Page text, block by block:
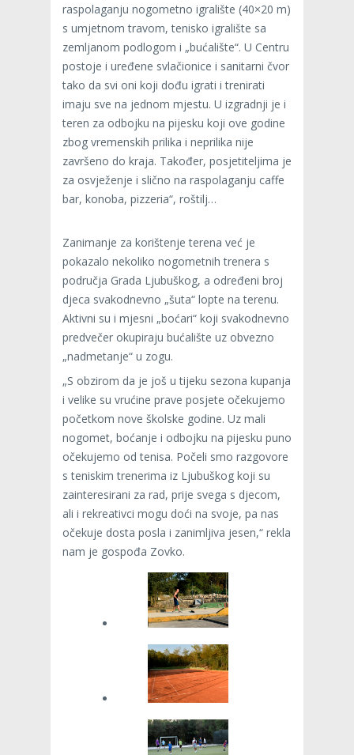
raspolaganju nogometno igralište (40×20 m)
s umjetnom travom, tenisko igralište sa
zemljanom podlogom i „bućalište“. U Centru
postoje i uređene svlačionice i sanitarni čvor
tako da svi oni koji dođu igrati i trenirati
imaju sve na jednom mjestu. U izgradnji je i
teren za odbojku na pijesku koji ove godine
zbog vremenskih prilika i neprilika nije
završeno do kraja. Također, posjetiteljima je
za osvježenje i slično na raspolaganju caffe
bar, konoba, pizzeria“, roštilj…
Zanimanje za korištenje terena već je
pokazalo nekoliko nogometnih trenera s
područja Grada Ljubuškog, a određeni broj
djeca svakodnevno „šuta“ lopte na terenu.
Aktivni su i mjesni „boćari“ koji svakodnevno
predvečer okupiraju bućalište uz obvezno
„nadmetanje“ u zogu.
„S obzirom da je još u tijeku sezona kupanja
i velike su vrućine prave posjete očekujemo
početkom nove školske godine. Uz mali
nogomet, boćanje i odbojku na pijesku puno
očekujemo od tenisa. Počeli smo razgovore
s teniskim trenerima iz Ljubuškog koji su
zainteresirani za rad, prije svega s djecom,
ali i rekreativci mogu doći na svoje, pa nas
očekuje dosta posla i zanimljiva jesen,“ rekla
nam je gospođa Zovko.